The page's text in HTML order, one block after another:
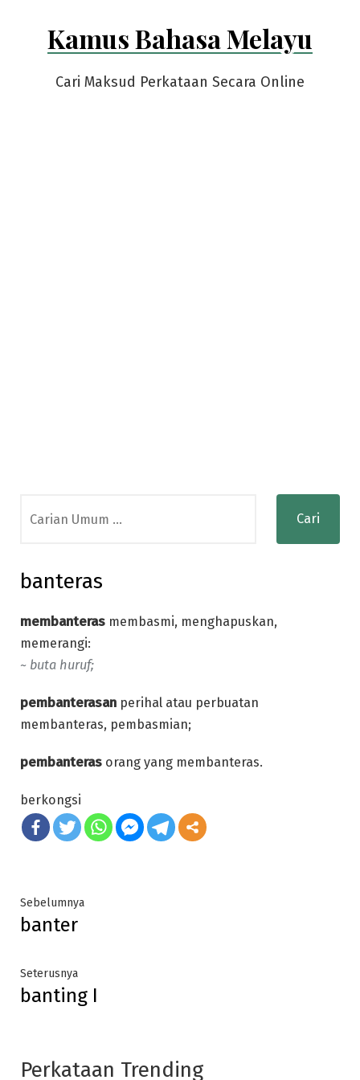
Kamus Bahasa Melayu
Cari Maksud Perkataan Secara Online
for:
banteras
membanteras membasmi, menghapuskan,
memerangi:
~ buta huruf;
pembanterasan perihal atau perbuatan
membanteras, pembasmian;
pembanteras orang yang membanteras.
berkongsi
Post
navigation
SebelumnyaPrevious
banter
SeterusnyaNext
post:
banting I
Perkataan Trending